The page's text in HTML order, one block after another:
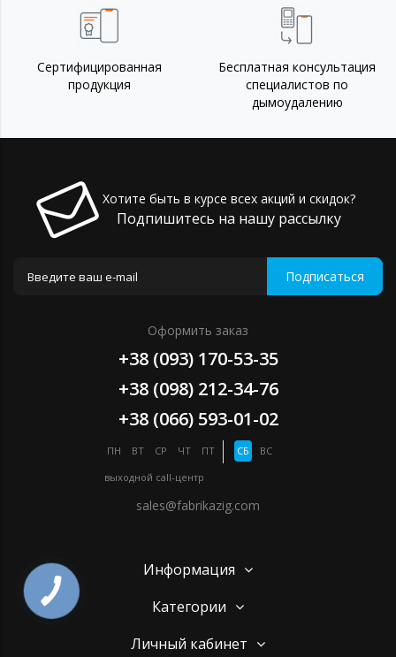
Сертифицированная
продукция
Бесплатная консультация
специалистов по
дымоудалению
Хотите быть в курсе всех акций и скидок?
Подпишитесь на нашу рассылку
Подписаться
Оформить заказ
+38 (093) 170-53-35
+38 (098) 212-34-76
+38 (066) 593-01-02
ПН ВТ СР ЧТ ПТ СБ
ВС
выходной call-центр
sales@fabrikazig.com
Информация
Категории
Личный кабинет